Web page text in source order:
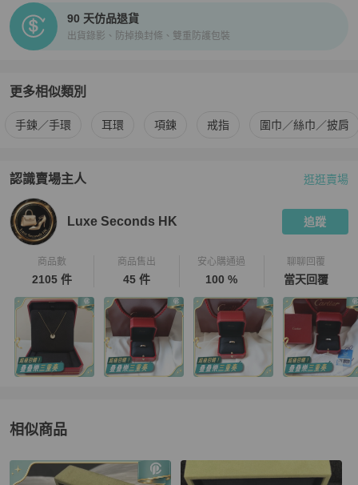
90 天仿品退貨
出貨錄影、防掉換封條、雙重防護包裝
更多相似類別
更多Van Cleef & Arpels 女士配件 相似商品推薦
手鍊／手環 耳環 項鍊 戒指 圍巾／絲巾／披肩
認識賣場主人
PopChill 拍拍圈嚴選賣家
逛逛賣場
Luxe Seconds HK 追蹤
商品數
2105 件
商品售出
45 件
安心購通過
100 %
聊聊回覆
當天回覆
相似商品
更多相似Van Cleef & Arpels女士配件推薦精品